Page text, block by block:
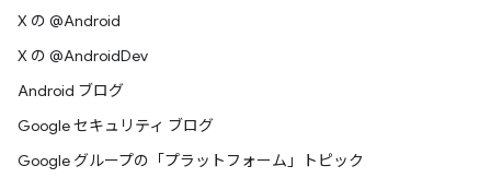
X の @Android
X の @AndroidDev
Android ブログ
Google セキュリティ ブログ
Google グループの「プラットフォーム」トピック